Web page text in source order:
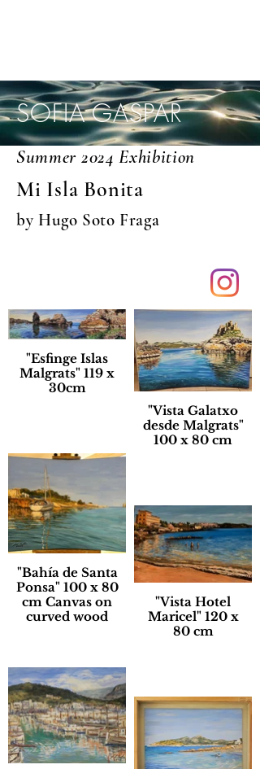
SOFIA GASPAR
Summer 2024 Exhibition
Mi Isla Bonita
by Hugo Soto Fraga
"Esfinge Islas
Malgrats" 119 x
30cm
"Vista Galatxo
desde Malgrats"
100 x 80 cm
"Bahía de Santa
Ponsa" 100 x 80
cm Canvas on
curved wood
"Vista Hotel
Maricel" 120 x
80 cm